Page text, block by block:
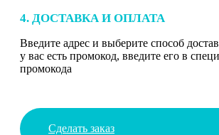
4. ДОСТАВКА И ОПЛАТА
Введите адрес и выберите способ
у вас есть промокод, введите его в
промокода
Сделать заказ